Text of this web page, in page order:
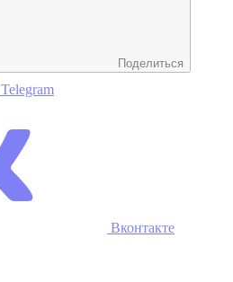
Поделиться
Telegram
Вконтакте